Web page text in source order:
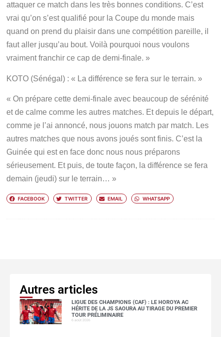
attaquer ce match dans les très bonnes conditions. C’est
vrai qu’on s’est qualifié pour la Coupe du monde mais
quand on prend du plaisir dans une compétition pareille, il
faut aller jusqu’au bout. Voilà pourquoi nous voulons
vraiment franchir ce cap de demi-finale. »
KOTO (Sénégal) : « La différence se fera sur le terrain. »
« On prépare cette demi-finale avec beaucoup de sérénité
et de calme comme les autres matches. Et depuis le départ,
comme je l’ai annoncé, nous jouons match par match. Les
autres matches que nous avons joués sont finis. C’est la
Guinée qui est en face donc nous nous préparons
sérieusement. Et puis, de toute façon, la différence se fera
demain (jeudi) sur le terrain… »
FACEBOOK TWITTER EMAIL WHATSAPP
Autres articles
LIGUE DES CHAMPIONS (CAF) : LE HOROYA AC
HÉRITE DE LA JS SAOURA AU TIRAGE DU PREMIER
TOUR PRÉLIMINAIRE
6 août 2026